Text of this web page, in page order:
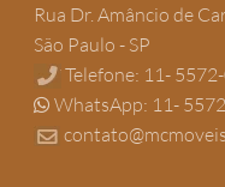
Rua Dr. Amâncio de
São Paulo - SP
Telefone: 11-
WhatsApp: 11-